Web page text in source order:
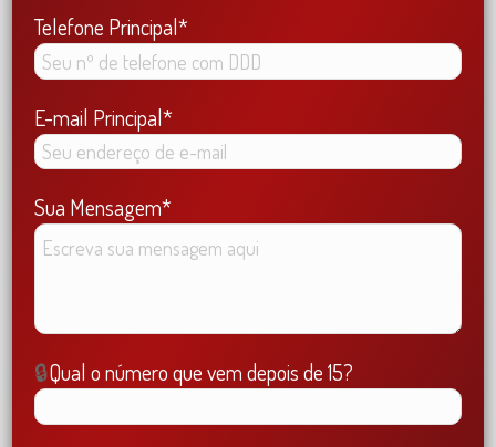
Telefone Principal*
E-mail Principal*
Sua Mensagem*
🔒Qual o número que vem depois de 15?